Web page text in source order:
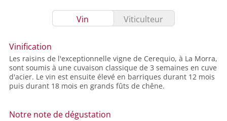
Vin Viticulteur
Vinification
Les raisins de l'exceptionnelle vigne de Cerequio, à La Morra,
sont soumis à une cuvaison classique de 3 semaines en cuve
d'acier. Le vin est ensuite élevé en barriques durant 12 mois
puis durant 18 mois en grands fûts de chêne.
Notre note de dégustation